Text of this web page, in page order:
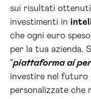
sui risultati
investimenti in
che ogni euro
per la tua azienda.
“piattaforma ai
investire nel futuro
personalizzate che